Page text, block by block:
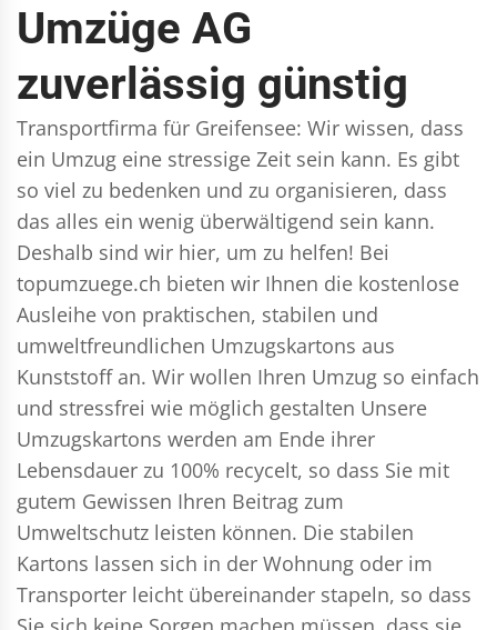
Umzüge AG
zuverlässig günstig
Transportfirma für Greifensee: Wir wissen, dass
ein Umzug eine stressige Zeit sein kann. Es gibt
so viel zu bedenken und zu organisieren, dass
das alles ein wenig überwältigend sein kann.
Deshalb sind wir hier, um zu helfen! Bei
topumzuege.ch bieten wir Ihnen die kostenlose
Ausleihe von praktischen, stabilen und
umweltfreundlichen Umzugskartons aus
Kunststoff an. Wir wollen Ihren Umzug so einfach
und stressfrei wie möglich gestalten Unsere
Umzugskartons werden am Ende ihrer
Lebensdauer zu 100% recycelt, so dass Sie mit
gutem Gewissen Ihren Beitrag zum
Umweltschutz leisten können. Die stabilen
Kartons lassen sich in der Wohnung oder im
Transporter leicht übereinander stapeln, so dass